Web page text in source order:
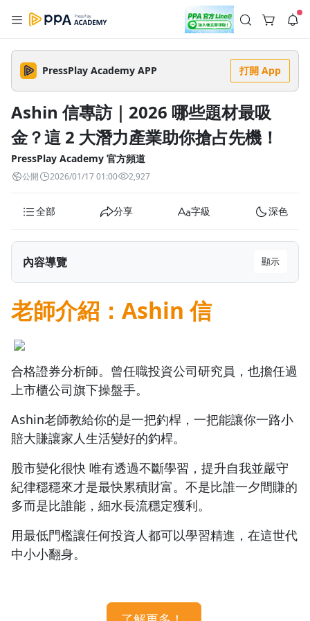
註冊領取 上千元優惠券！
公告
🌞 PPA 避暑津貼．冷氣房升級｜期間快閃活動
🥵 酷暑限時快閃｜單筆滿 NT$2,500 現折 NT$300、再贈最高
2% 點數回饋！🚀 酷暑來襲．偷偷在冷氣房升級 📈⭐️ 【冷氣房
進修 限時開跑】◾單筆滿 NT$2,500 現折 NT$300◾活動期間：
即日起 - 8/13（只有一週）-📣 酷暑季好康 \ 再加碼 /→ 點數回饋
無上限🔥購買任一課程 or 訂閱✅ 消費即享回饋 1% 點數✅ 滿
$5,000 回饋 2% 點數🎁 此為 PPA 官方帳號 Line@ 專屬活動，加
入好友👉 享有「渠道專屬活動」及「個人化推播」！
1 天前
查看全部
PressPlay Academy APP 打開 App
Ashin 信專訪｜2026 哪些題材最吸
金？這 2 大潛力產業助你搶占先機！
PressPlay Academy 官方頻道
公開 2026/01/17 01:00 2,927
全部 分享 字級 深色
內容導覽 顯示
Q1：請問老師當初一開始投資時，也有追高殺低或者
是看新聞就直接買股票的經驗嗎？
Q3：現在資訊爆炸而且雜訊很多，老師怎麼在資訊海
中抓住重點？
Q4：股價有時候往上衝，要怎麼確定不會像煙火一樣
放完就沒了？
Q5：對於小資族來說，資金集中在少數幾檔股票時，
面對股價劇烈震盪，要怎麼訓練穩定的投資心態？
Q6：面對股價下跌，有些人會選擇「蓋牌」相信它會
漲回來，你怎麼看？
Q7：接下來 2026 年也要到了，我們應該把眼光放在
哪些核心產業趨勢上？
Q8：如何看待股價的合理區間？有沒有簡單的方法判
斷是不是買貴了？
Q9：一般上班族時間不多，應該怎麼去做選股的前置
老師介紹：Ashin 信
合格證券分析師。曾任職投資公司研究員，也擔任過
上市櫃公司旗下操盤手。
Ashin老師教給你的是一把釣桿，一把能讓你一路小
賠大賺讓家人生活變好的釣桿。
股市變化很快 唯有透過不斷學習，提升自我並嚴守
紀律穩穩來才是最快累積財富。不是比誰一夕間賺的
多而是比誰能，細水長流穩定獲利。
用最低門檻讓任何投資人都可以學習精進，在這世代
中小小翻身。
--:-- --:--
2.0x
1.75x
1.25x
追蹤列表
沒有播放清單
返回播放器
清除全部